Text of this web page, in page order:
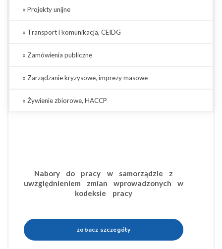
» Projekty unijne
» Transport i komunikacja, CEIDG
» Zamówienia publiczne
» Zarządzanie kryzysowe, imprezy masowe
» Żywienie zbiorowe, HACCP
Nabory do pracy w samorządzie z
uwzględnieniem zmian wprowadzonych w
kodeksie pracy
zobacz szczegóły